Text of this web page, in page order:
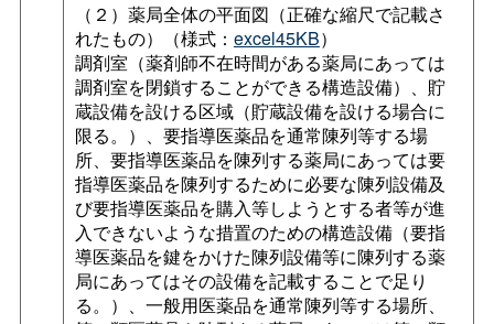
（２）薬局全体の平面図（正確な縮尺で記載さ
れたもの）（様式： excel45KB）
調剤室（薬剤師不在時間がある薬局にあっては
調剤室を閉鎖することができる構造設備）、貯
蔵設備を設ける区域（貯蔵設備を設ける場合に
限る。）、要指導医薬品を通常陳列等する場
所、要指導医薬品を陳列する薬局にあっては要
指導医薬品を陳列するために必要な陳列設備及
び要指導医薬品を購入等しようとする者等が進
入できないような措置のための構造設備（要指
導医薬品を鍵をかけた陳列設備等に陳列する薬
局にあってはその設備を記載することで足り
る。）、一般用医薬品を通常陳列等する場所、